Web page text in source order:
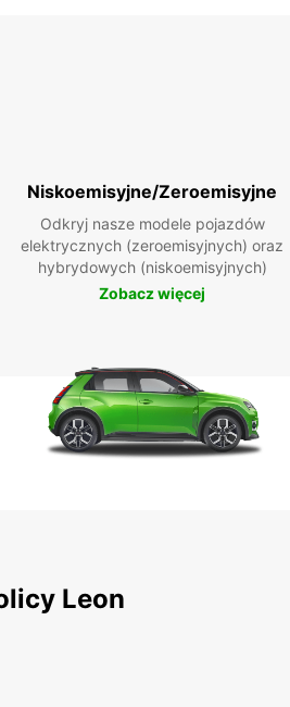
Niskoemisyjne/Zeroemisyjne
Odkryj nasze modele pojazdów
elektrycznych (zeroemisyjnych) oraz
hybrydowych (niskoemisyjnych)
Zobacz więcej
Leon